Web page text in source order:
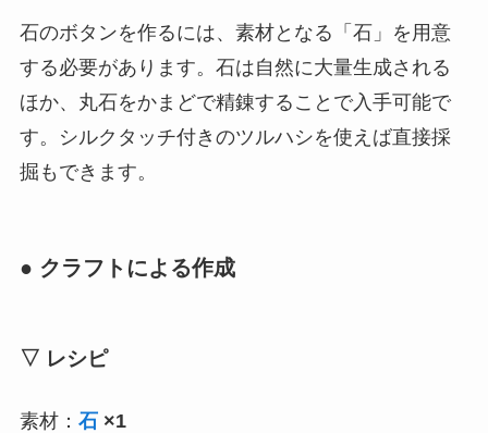
石のボタンを作るには、素材となる「石」を用意
する必要があります。石は自然に大量生成される
ほか、丸石をかまどで精錬することで入手可能で
す。シルクタッチ付きのツルハシを使えば直接採
掘もできます。
● クラフトによる作成
▽ レシピ
素材： 石×1